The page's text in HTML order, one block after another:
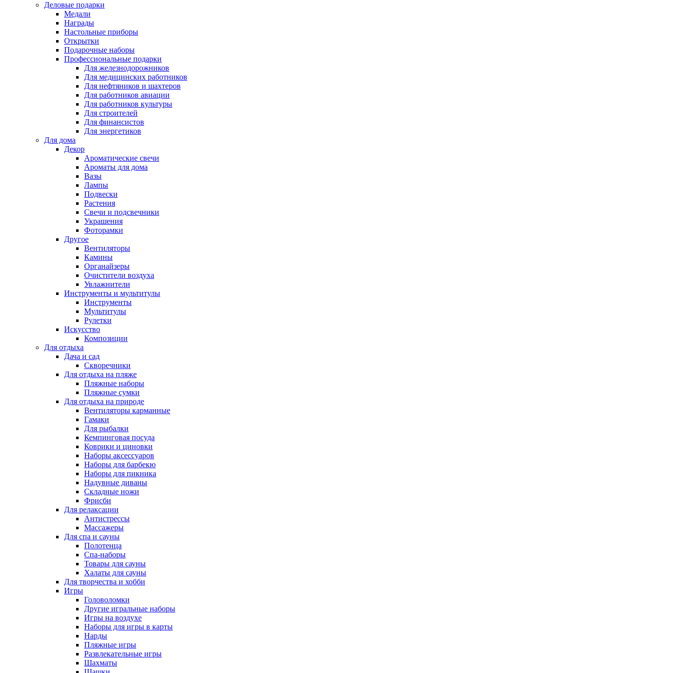
Деловые подарки
Медали
Награды
Настольные приборы
Открытки
Подарочные наборы
Профессиональные подарки
Для железнодорожников
Для медицинских работников
Для нефтяников и шахтеров
Для работников авиации
Для работников культуры
Для строителей
Для финансистов
Для энергетиков
Для дома
Декор
Ароматические свечи
Ароматы для дома
Вазы
Лампы
Подвески
Растения
Свечи и подсвечники
Украшения
Фоторамки
Другое
Вентиляторы
Камины
Органайзеры
Очистители воздуха
Увлажнители
Инструменты и мультитулы
Инструменты
Мультитулы
Рулетки
Искусство
Композиции
Для отдыха
Дача и сад
Скворечники
Для отдыха на пляже
Пляжные наборы
Пляжные сумки
Для отдыха на природе
Вентиляторы карманные
Гамаки
Для рыбалки
Кемпинговая посуда
Коврики и циновки
Наборы аксессуаров
Наборы для барбекю
Наборы для пикника
Надувные диваны
Складные ножи
Фрисби
Для релаксации
Антистрессы
Массажеры
Для спа и сауны
Полотенца
Спа-наборы
Товары для сауны
Халаты для сауны
Для творчества и хобби
Игры
Головоломки
Другие игральные наборы
Игры на воздухе
Наборы для игры в карты
Нарды
Пляжные игры
Развлекательные игры
Шахматы